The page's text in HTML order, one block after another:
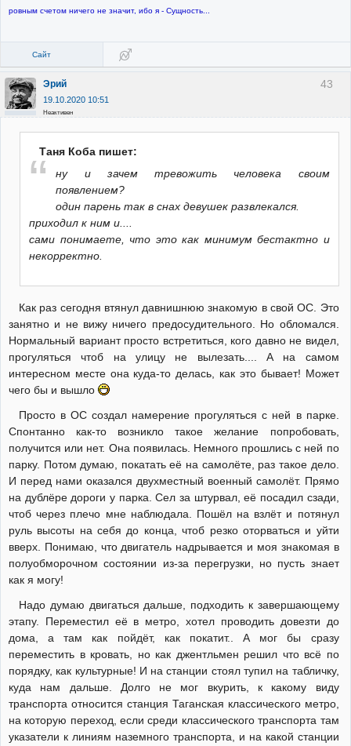
ровным счетом ничего не значит, ибо я - Сущность...
Сайт
43
Эрий
19.10.2020 10:51
Неактивен
Таня Коба пишет:
ну и зачем тревожить человека своим
появлением?
один парень так в снах девушек развлекался.
приходил к ним и....
сами понимаете, что это как минимум бестактно и
некорректно.
Как раз сегодня втянул давнишнюю знакомую в свой ОС. Это
занятно и не вижу ничего предосудительного. Но обломался.
Нормальный вариант просто встретиться, кого давно не видел,
прогуляться чтоб на улицу не вылезать.... А на самом
интересном месте она куда-то делась, как это бывает! Может
чего бы и вышло
Просто в ОС создал намерение прогуляться с ней в парке.
Спонтанно как-то возникло такое желание попробовать,
получится или нет. Она появилась. Немного прошлись с ней по
парку. Потом думаю, покатать её на самолёте, раз такое дело.
И перед нами оказался двухместный военный самолёт. Прямо
на дублёре дороги у парка. Сел за штурвал, её посадил сзади,
чтоб через плечо мне наблюдала. Пошёл на взлёт и потянул
руль высоты на себя до конца, чтоб резко оторваться и уйти
вверх. Понимаю, что двигатель надрывается и моя знакомая в
полуобморочном состоянии из-за перегрузки, но пусть знает
как я могу!
Надо думаю двигаться дальше, подходить к завершающему
этапу. Переместил её в метро, хотел проводить довезти до
дома, а там как пойдёт, как покатит.. А мог бы сразу
переместить в кровать, но как джентльмен решил что всё по
порядку, как культурные! И на станции стоял тупил на табличку,
куда нам дальше. Долго не мог вкурить, к какому виду
транспорта относится станция Таганская классического метро,
на которую переход, если среди классического транспорта там
указатели к линиям наземного транспорта, и на какой станции